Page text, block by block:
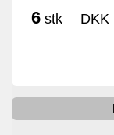
6 stk DKK